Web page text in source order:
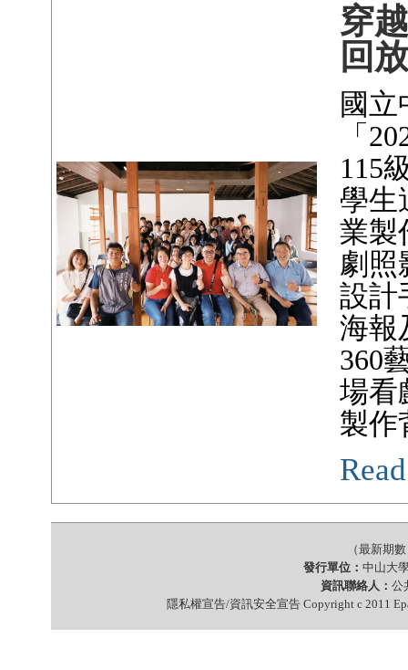
穿
回
國
「
115
學生
業製
劇照
設計
海報
360
場看
製作
（最新期
發行單位： 中山大
資訊聯絡人： 公
隱私權宣告/資訊安全宣告 Copyright c 2011